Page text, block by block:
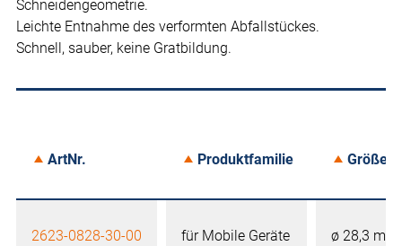
Schneidengeometrie.
Leichte Entnahme des verformten Abfallstückes.
Schnell, sauber, keine Gratbildung.
ArtNr. Produktfamilie Größe
2623-0828-30-00 für Mobile Geräte ø 28,3 mm